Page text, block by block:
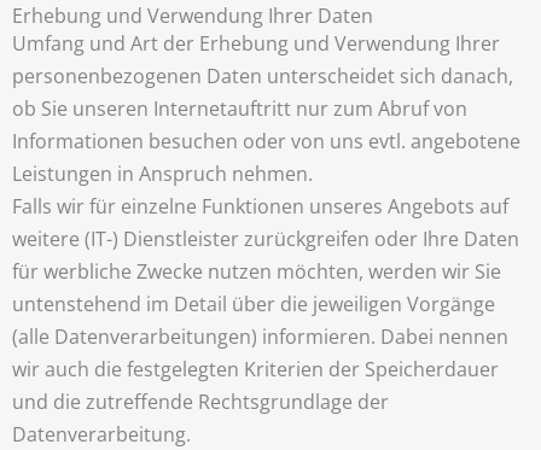
Erhebung und Verwendung Ihrer Daten
Umfang und Art der Erhebung und Verwendung Ihrer
personenbezogenen Daten unterscheidet sich danach,
ob Sie unseren Internetauftritt nur zum Abruf von
Informationen besuchen oder von uns evtl. angebotene
Leistungen in Anspruch nehmen.
Falls wir für einzelne Funktionen unseres Angebots auf
weitere (IT-) Dienstleister zurückgreifen oder Ihre Daten
für werbliche Zwecke nutzen möchten, werden wir Sie
untenstehend im Detail über die jeweiligen Vorgänge
(alle Datenverarbeitungen) informieren. Dabei nennen
wir auch die festgelegten Kriterien der Speicherdauer
und die zutreffende Rechtsgrundlage der
Datenverarbeitung.